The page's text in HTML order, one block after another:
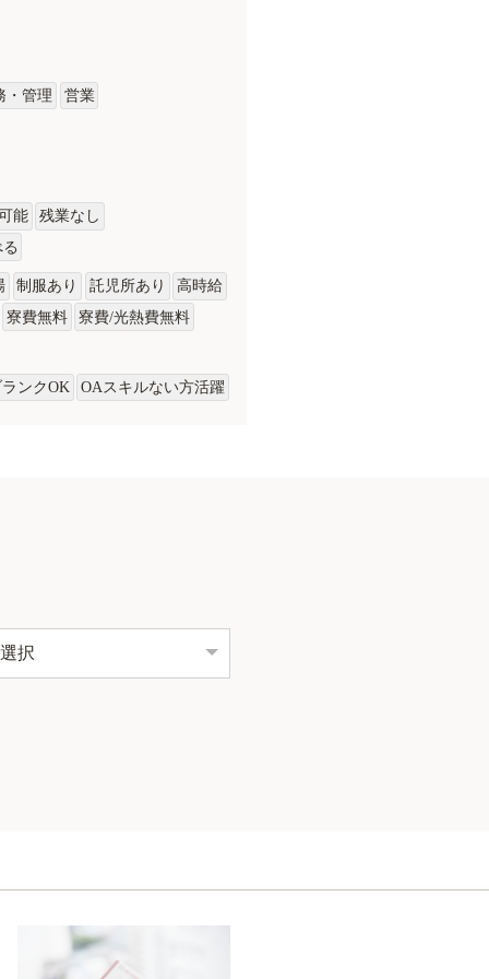
・管理 営業
能
残業なし
制服あり 託児所あり
高時給
寮費無料
寮費/光熱費無料
ンクOK OAスキルない方活躍